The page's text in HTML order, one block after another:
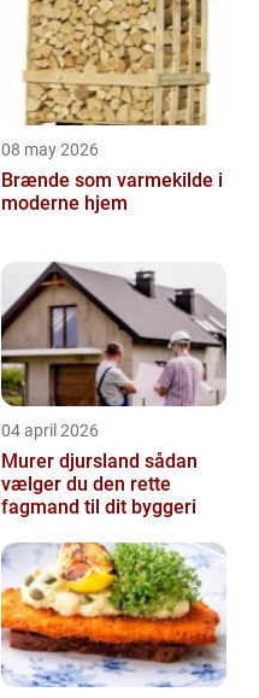
08 may 2026
Brænde som varmekilde i
moderne hjem
04 april 2026
Murer djursland sådan
vælger du den rette
fagmand til dit byggeri